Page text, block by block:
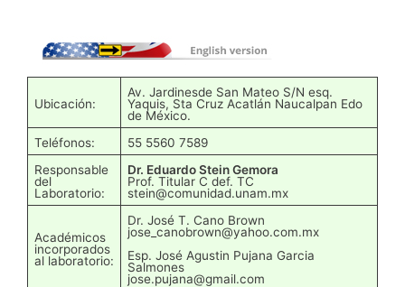
Ubicación:
Av. Jardinesde San Mateo S/N esq.
Yaquis, Sta Cruz Acatlán Naucalpan Edo
de México.
Teléfonos:
55 5560 7589
Responsable
del
Laboratorio:
Dr. Eduardo Stein Gemora
Prof. Titular C def. TC
stein@comunidad.unam.mx
Académicos
incorporados
al laboratorio:
Dr. José T. Cano Brown
jose_canobrown@yahoo.com.mx
Esp. José Agustin Pujana Garcia
Salmones
jose.pujana@gmail.com